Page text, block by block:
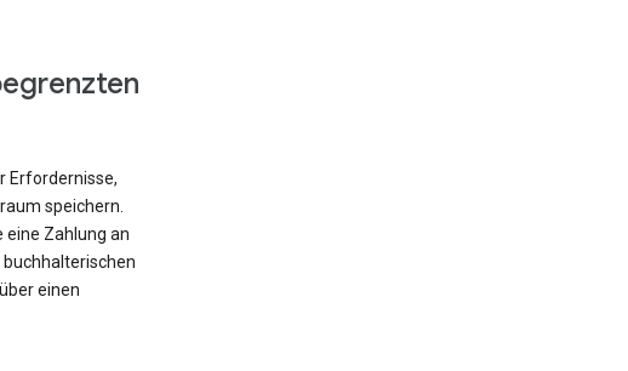
Erfordernisse,
speichern.
eine Zahlung an
einen